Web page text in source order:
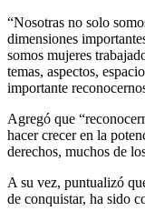
“Nosotras no solo
dimensiones
somos mujeres
temas, aspectos,
importante
Agregó que
hacer crecer en la
derechos, muchos de
A su vez, puntualizó
de conquistar, ha sido